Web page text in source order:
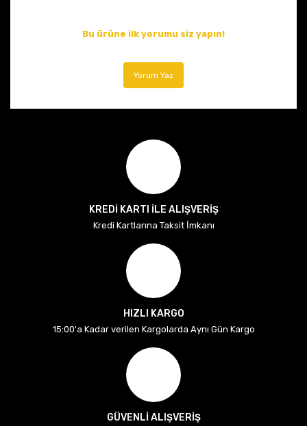
Bu ürüne ilk yorumu siz yapın!
Yorum Yaz
KREDİ KARTI İLE ALIŞVERİŞ
Kredi Kartlarına Taksit İmkanı
HIZLI KARGO
15:00'a Kadar verilen Kargolarda Aynı Gün Kargo
GÜVENLİ ALIŞVERİŞ